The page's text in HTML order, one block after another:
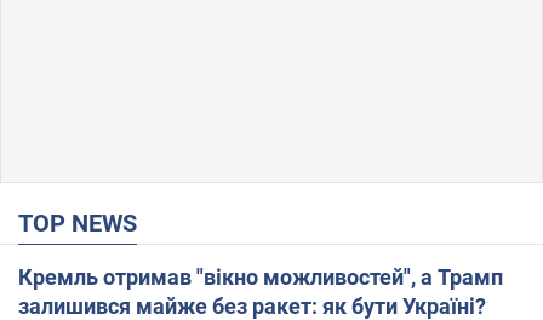
TOP NEWS
Кремль отримав "вікно можливостей", а Трамп
залишився майже без ракет: як бути Україні?